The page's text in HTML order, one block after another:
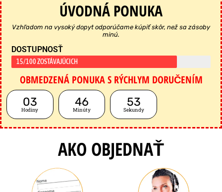
ÚVODNÁ PONUKA
Vzhľadom na vysoký dopyt odporúčame kúpiť skôr, než sa zásoby
minú.
DOSTUPNOSŤ
15/100 ZOSTÁVAJÚCICH
OBMEDZENÁ PONUKA S RÝCHLYM DORUČENÍM
03
Hodiny
46
Minúty
52
Sekundy
AKO OBJEDNAŤ